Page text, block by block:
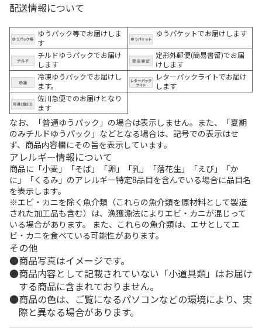
配送情報について
ゆうパック等でお届けしま
す
ゆうパケットでお届けします
チルドゆうパックでお届け
します
定形外郵便(簡易書留)でお届
けします
冷凍ゆうパックでお届けし
ます。
レターパックライトでお届け
します
佐川急便でのお届けとなり
ます
なお、「普通ゆうパック」の場合は表示しません。また、「夏期
のみチルドゆうパック」などとなる場合は、記号での表示はせ
ず、商品内容欄にその旨を表示しています。
アレルギー情報について
商品に「小麦」「そば」「卵」「乳」「落花生」「えび」「か
に」「くるみ」のアレルギー特定8品目を含んでいる場合に品目名
を表示します。
※エビ・カニを除く魚介類（これらの魚介類を原材料として製造
された加工品も含む）は、漁獲漁法によりエビ・カニが混じって
いる場合があります。 また、これらの魚介類は、エサとしてエ
ビ・カニを食べている可能性があります。
その他
商品写真はイメージです。
商品内容として記載されていない「小道具類」はお届け
する商品に含まれておりません。
商品の色は、ご覧になるパソコンなどの環境により、実
際と異なる場合があります。